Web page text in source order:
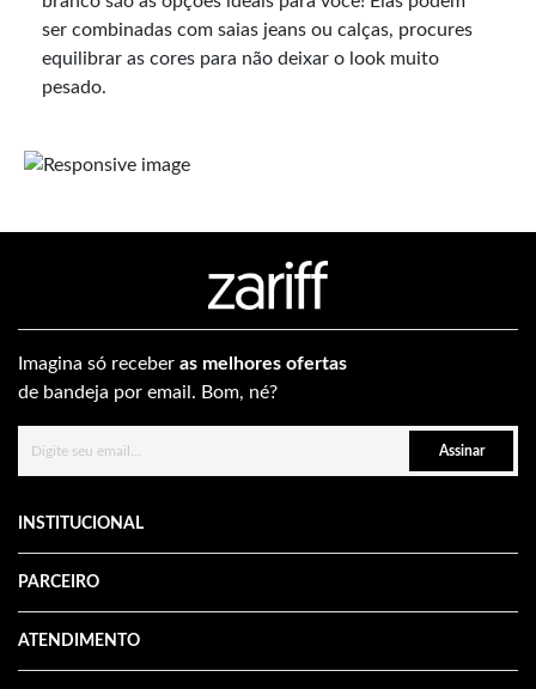
ser combinadas com saias jeans ou calças, procures
equilibrar as cores para não deixar o look muito
pesado.
Imagina só receber as melhores ofertas
de bandeja por email. Bom, né?
Assinar
INSTITUCIONAL
PARCEIRO
ATENDIMENTO